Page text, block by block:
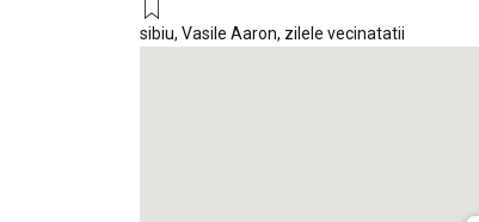
sibiu, Vasile Aaron, zilele vecinatatii